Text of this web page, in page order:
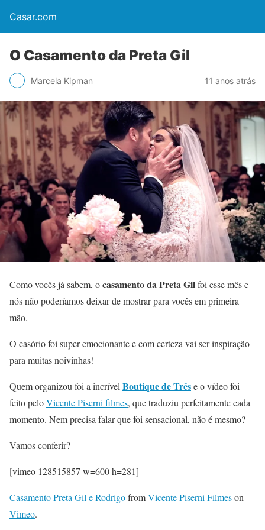
Casar.com
O Casamento da Preta Gil
Marcela Kipman 11 anos atrás
Como vocês já sabem, ocasamento da Preta Gilfoi esse mês e
nós não poderíamos deixar de mostrar para vocês em primeira
mão.
O casório foi super emocionante e com certeza vai ser inspiração
para muitas noivinhas!
Quem organizou foi a incrível Boutique de Trêse o vídeo foi
feito peloVicente Piserni filmes, que traduziu perfeitamente cada
momento. Nem precisa falar que foi sensacional, não é mesmo?
Vamos conferir?
[vimeo 128515857 w=600 h=281]
Casamento Preta Gil e RodrigofromVicente Piserni Filmeson
Vimeo.